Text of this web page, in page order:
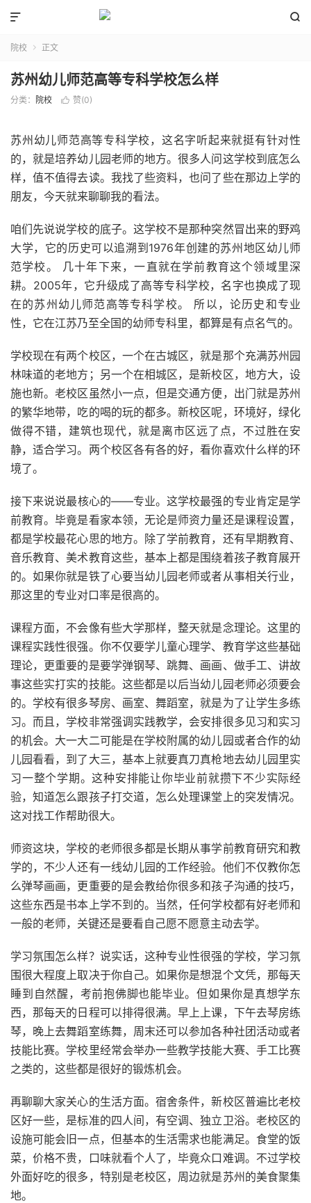


院校  正文
苏州幼儿师范高等专科学校怎么样
分类： 院校  赞(0)
苏州幼儿师范高等专科学校，这名字听起来就挺有针对性
的，就是培养幼儿园老师的地方。很多人问这学校到底怎么
样，值不值得去读。我找了些资料，也问了些在那边上学的
朋友，今天就来聊聊我的看法。
咱们先说说学校的底子。这学校不是那种突然冒出来的野鸡
大学，它的历史可以追溯到1976年创建的苏州地区幼儿师
范学校。 几十年下来，一直就在学前教育这个领域里深
耕。2005年，它升级成了高等专科学校，名字也换成了现
在的苏州幼儿师范高等专科学校。 所以，论历史和专业
性，它在江苏乃至全国的幼师专科里，都算是有点名气的。
学校现在有两个校区，一个在古城区，就是那个充满苏州园
林味道的老地方；另一个在相城区，是新校区，地方大，设
施也新。老校区虽然小一点，但是交通方便，出门就是苏州
的繁华地带，吃的喝的玩的都多。新校区呢，环境好，绿化
做得不错，建筑也现代，就是离市区远了点，不过胜在安
静，适合学习。两个校区各有各的好，看你喜欢什么样的环
境了。
接下来说说最核心的——专业。这学校最强的专业肯定是学
前教育。毕竟是看家本领，无论是师资力量还是课程设置，
都是学校最花心思的地方。除了学前教育，还有早期教育、
音乐教育、美术教育这些，基本上都是围绕着孩子教育展开
的。如果你就是铁了心要当幼儿园老师或者从事相关行业，
那这里的专业对口率是很高的。
课程方面，不会像有些大学那样，整天就是念理论。这里的
课程实践性很强。你不仅要学儿童心理学、教育学这些基础
理论，更重要的是要学弹钢琴、跳舞、画画、做手工、讲故
事这些实打实的技能。这些都是以后当幼儿园老师必须要会
的。学校有很多琴房、画室、舞蹈室，就是为了让学生多练
习。而且，学校非常强调实践教学，会安排很多见习和实习
的机会。大一大二可能是在学校附属的幼儿园或者合作的幼
儿园看看，到了大三，基本上就要真刀真枪地去幼儿园里实
习一整个学期。这种安排能让你毕业前就攒下不少实际经
验，知道怎么跟孩子打交道，怎么处理课堂上的突发情况。
这对找工作帮助很大。
师资这块，学校的老师很多都是长期从事学前教育研究和教
学的，不少人还有一线幼儿园的工作经验。他们不仅教你怎
么弹琴画画，更重要的是会教给你很多和孩子沟通的技巧，
这些东西是书本上学不到的。当然，任何学校都有好老师和
一般的老师，关键还是要看自己愿不愿意主动去学。
学习氛围怎么样？说实话，这种专业性很强的学校，学习氛
围很大程度上取决于你自己。如果你是想混个文凭，那每天
睡到自然醒，考前抱佛脚也能毕业。但如果你是真想学东
西，那每天的日程可以排得很满。早上上课，下午去琴房练
琴，晚上去舞蹈室练舞，周末还可以参加各种社团活动或者
技能比赛。学校里经常会举办一些教学技能大赛、手工比赛
之类的，这些都是很好的锻炼机会。
再聊聊大家关心的生活方面。宿舍条件，新校区普遍比老校
区好一些，是标准的四人间，有空调、独立卫浴。老校区的
设施可能会旧一点，但基本的生活需求也能满足。食堂的饭
菜，价格不贵，口味就看个人了，毕竟众口难调。不过学校
外面好吃的很多，特别是老校区，周边就是苏州的美食聚集
地。